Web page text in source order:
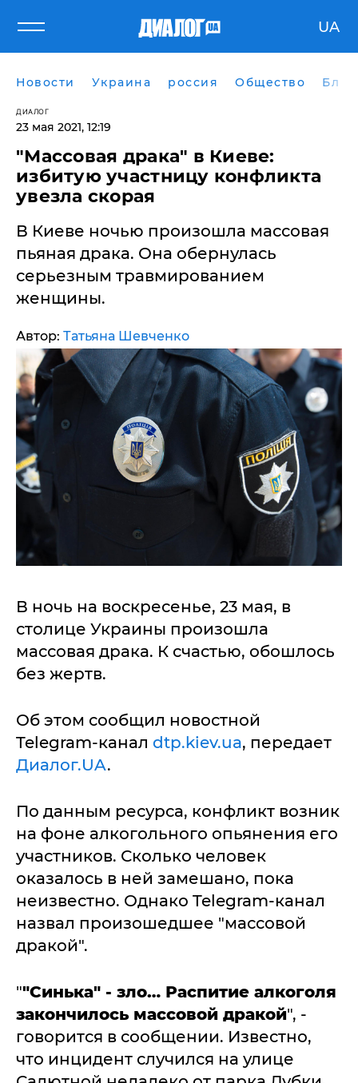
UA
Новости Украина россия Общество
ДИАЛОГ
23 мая 2021, 12:19
​"Массовая драка" в Киеве:
избитую участницу конфликта
увезла скорая
В Киеве ночью произошла массовая
пьяная драка. Она обернулась
серьезным травмированием
женщины.
Автор: Татьяна Шевченко
В ночь на воскресенье, 23 мая, в
столице Украины произошла
массовая драка. К счастью, обошлось
без жертв.
Об этом сообщил новостной
Telegram-канал dtp.kiev.ua, передает
Диалог.UA.
По данным ресурса, конфликт возник
на фоне алкогольного опьянения его
участников. Сколько человек
оказалось в ней замешано, пока
неизвестно. Однако Telegram-канал
назвал произошедшее "массовой
дракой".
""Синька" - зло… Распитие алкоголя
закончилось массовой дракой", -
говорится в сообщении. Известно,
что инцидент случился на улице